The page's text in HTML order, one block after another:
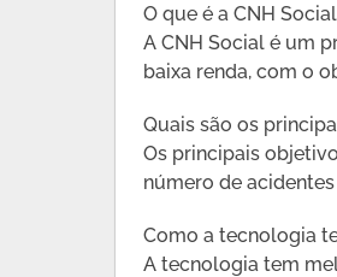
O que é a CNH
A CNH Social é um
baixa renda, com o
Quais são os
Os principais
número de
Como a tecnologia
A tecnologia tem